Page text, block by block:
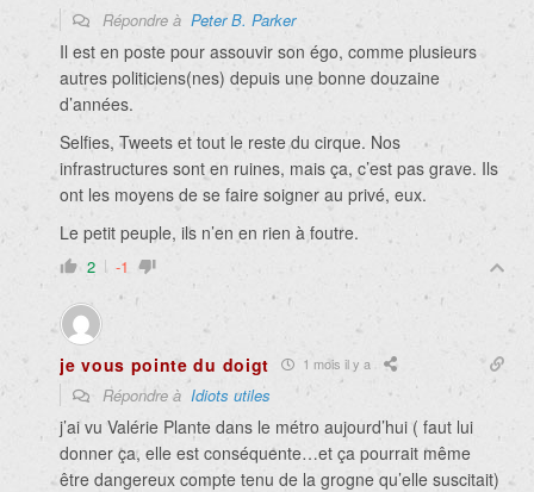
Répondre à Peter B. Parker
Il est en poste pour assouvir son égo, comme plusieurs
autres politiciens(nes) depuis une bonne douzaine
d’années.
Selfies, Tweets et tout le reste du cirque. Nos
infrastructures sont en ruines, mais ça, c’est pas grave. Ils
ont les moyens de se faire soigner au privé, eux.
Le petit peuple, ils n’en en rien à foutre.
2 -1
je vous pointe du doigt 1 mois il y a
Répondre à Idiots utiles
j’ai vu Valérie Plante dans le métro aujourd’hui ( faut lui
donner ça, elle est conséquente…et ça pourrait même
être dangereux compte tenu de la grogne qu’elle suscitait)